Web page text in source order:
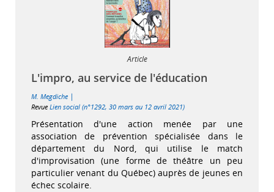
Article
L'impro, au service de l'éducation
M. Megdiche |
Revue Lien social (n°1292, 30 mars au 12 avril 2021)
Présentation d'une action menée par une
association de prévention spécialisée dans le
département du Nord, qui utilise le match
d'improvisation (une forme de théâtre un peu
particulier venant du Québec) auprès de jeunes en
échec scolaire.